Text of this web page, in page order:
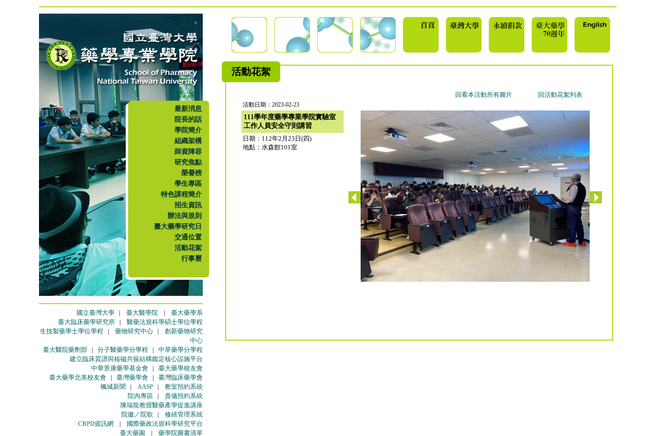
最新消息
院長的話
學院簡介
組織架構
師資陣容
研究焦點
榮譽榜
學生專區
特色課程簡介
招生資訊
辦法與規則
臺大藥學研究日
交通位置
活動花絮
行事曆
國立臺灣大學| 臺大醫學院| 臺大藥學系
臺大臨床藥學研究所| 醫藥法規科學碩士學位學程
生技製藥學士學位學程 | 藥物研究中心| 創新藥物研究
中心
臺大醫院藥劑部| 分子醫藥學分學程 | 中草藥學分學程
建立臨床質譜與核磁共振結構鑑定核心設施平台
中華景康藥學基金會| 臺大藥學校友會
臺大藥學北美校友會| 臺灣藥學會| 臺灣臨床藥學會
楓城新聞 | AASP| 教室預約系統
院內專區| 貴儀預約系統
陳瑞龍教授醫藥產學促進講座
院徽／院歌 | 修繕管理系統
CRPD資訊網 |
國際藥政法規科學研究平台
臺大藥園 | 藥學院圖書清單
活動花絮
回看本活動所有圖片 回活動花絮列表
活動日期：2023-02-23
111學年度藥學專業學院實驗室
工作人員安全守則講習
日期：112年2月23日(四)
地點：水森館101室